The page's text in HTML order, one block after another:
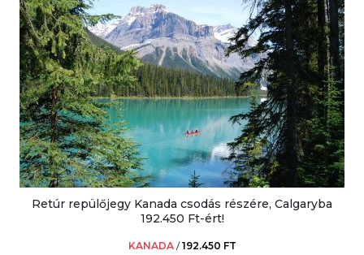
Retúr repülőjegy Kanada csodás részére, Calgaryba
192.450 Ft-ért!
KANADA /192.450 FT